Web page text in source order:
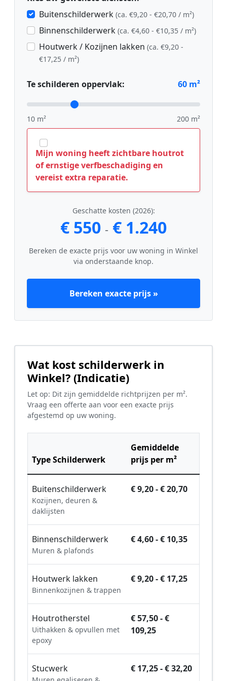
Buitenschilderwerk (ca. €9,20 - €20,70 / m²)
Binnenschilderwerk (ca. €4,60 - €10,35 / m²)
Houtwerk / Kozijnen lakken (ca. €9,20 -
€17,25 / m²)
Te schilderen oppervlak: 60 m²
10 m² 200 m²
Mijn woning heeft zichtbare houtrot
of ernstige verfbeschadiging en
vereist extra reparatie.
Geschatte kosten (2026):
€ 550 - € 1.240
Bereken de exacte prijs voor uw woning in Winkel
via onderstaande knop.
Bereken exacte prijs »
Wat kost schilderwerk in
Winkel? (Indicatie)
Let op: Dit zijn gemiddelde richtprijzen per m².
Vraag een offerte aan voor een exacte prijs
afgestemd op uw woning.
Type Schilderwerk
Gemiddelde
prijs per m²
Buitenschilderwerk
Kozijnen, deuren &
daklijsten
€ 9,20 - € 20,70
Binnenschilderwerk
Muren & plafonds
€ 4,60 - € 10,35
Houtwerk lakken
Binnenkozijnen & trappen
€ 9,20 - € 17,25
Houtrotherstel
Uithakken & opvullen met
epoxy
€ 57,50 - €
109,25
Stucwerk € 17,25 - € 32,20